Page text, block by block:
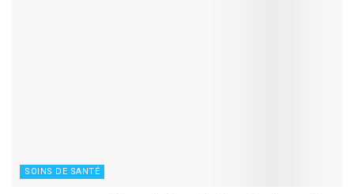
SOINS DE SANTÉ